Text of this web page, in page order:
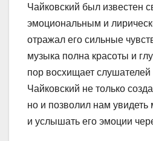
Чайковский был известен
эмоциональным и
отражал его сильные
музыка полна красоты и
пор восхищает
Чайковский не только
но и позволил нам увидеть
и услышать его эмоции